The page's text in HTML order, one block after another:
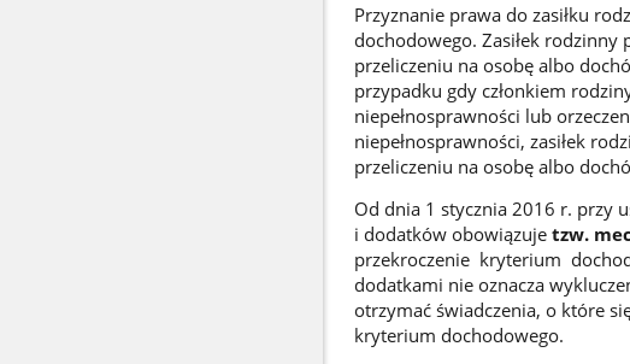
Przyznanie prawa do zasiłku
dochodowego. Zasiłek rodzinny
przeliczeniu na osobę albo
przypadku gdy członkiem
niepełnosprawności lub
niepełnosprawności, zasiłek
przeliczeniu na osobę albo
Od dnia 1 stycznia 2016 r. przy
i dodatków obowiązuje tzw.
przekroczenie kryterium
dodatkami nie oznacza
otrzymać świadczenia, o które
kryterium dochodowego.